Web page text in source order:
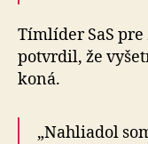
Tímlíder SaS
potvrdil, že
koná.
„Nahliadol